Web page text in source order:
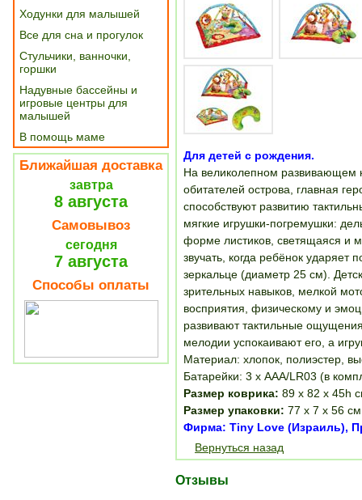
Ходунки для малышей
Все для сна и прогулок
Стульчики, ванночки,
горшки
Надувные бассейны и
игровые центры для
малышей
В помощь маме
Ближайшая доставка
завтра
8 августа
Самовывоз
сегодня
7 августа
Способы оплаты
Для детей с рождения.
На великолепном развивающем
обитателей острова, главная
способствуют развитию
мягкие игрушки-погремушки:
форме листиков, светящаяся и
звучать, когда ребёнок ударяет
зеркальце (диаметр 25 см).
зрительных навыков, мелкой
восприятия, физическому и
развивают тактильные
мелодии успокаивают его, а
Материал: хлопок, полиэстер,
Батарейки: 3 х ААА/LR03 (в
Размер коврика: 89 х 82 х 45h
Размер упаковки: 77 х 7 х 56
Фирма: Tiny Love (Израиль),
Вернуться назад
Отзывы